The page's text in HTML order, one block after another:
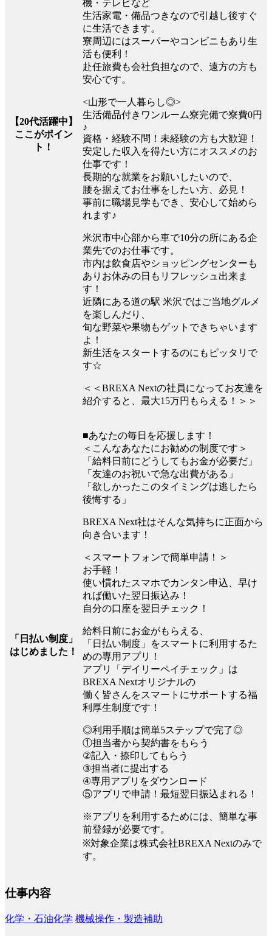
【20代活躍中】
ここがポイン
ト！
機・テレビなど
生活家電・備品つきなので引越し後すぐ
に生活できます。
寮周辺にはスーパーやコンビニもあり生
活も便利！
赴任旅費も会社負担なので、遠方の方も
安心です。
<山形で一人暮らし◎>
生活備品付きワンルーム寮完備で寮費0円
♪
資格・経験不問！未経験の方も大歓迎！
安定した収入を得たい方にオススメのお
仕事です！
長期的な就業をお願いしたいので、
腰を据えてお仕事をしたい方、必見！
事前に職場見学もでき、安心して始めら
れます♪
米沢市中心部から車で10分の所にある企
業先でのお仕事です。
市内は飲食店やショッピングセンターも
ありお休みの日もリフレッシュ出来ま
す！
近隣にある道の駅 米沢ではご当地グルメ
を楽しんだり、
旬な野菜や果物もゲットできちゃいます
よ！
新生活をスタートするのにもピッタリで
す☆
＜＜BREXA Nextの社員になってお友達を
紹介すると、最大15万円もらえる！＞＞
「日払い制度」
はじめました！
■あなたの毎日を応援します！
＜こんなあなたにお勧めの制度です＞
「給料日前にどうしてもお金が必要だ」
「友達のお祝いで急な出費がある」
「欲しかったこのタイミングは逃したら
後悔する」
BREXA Next社はそんな気持ちに正面から
向き合います！
＜スマートフォンで簡単申請！＞
お手軽！
使い慣れたスマホでカンタン申込、早け
れば働いた翌日振込み！
自分の口座を翌日チェック！
給料日前にお金がもらえる、
「日払い制度」をスマートに利用するた
めの専用アプリ！
アプリ「デイリーペイチェック」は
BREXA Nextオリジナルの
働く皆さんをスマートにサポートする福
利厚生制度です！
◎利用手順は簡単5ステップで完了◎
①担当者から契約書をもらう
②記入・捺印してもらう
③担当者に提出する
④専用アプリをダウンロード
⑤アプリで申請！最短翌日振込まれる！
※アプリを利用するためには、簡単な事
前登録が必要です。
※対象企業は株式会社BREXA Nextのみで
す。
仕事内容
化学・石油化学 機械操作・製造補助